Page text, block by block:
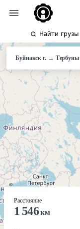
Найти грузы
Буйнакск г.→ Тербуны
Расстояние
1 546км